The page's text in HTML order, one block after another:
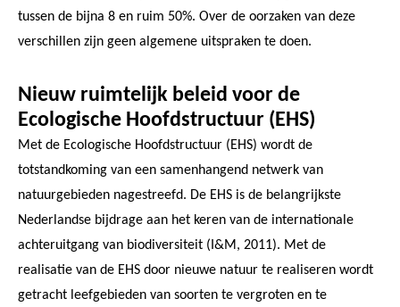
tussen de bijna 8 en ruim 50%. Over de oorzaken van deze
verschillen zijn geen algemene uitspraken te doen.
Nieuw ruimtelijk beleid voor de
Ecologische Hoofdstructuur (EHS)
Met de Ecologische Hoofdstructuur (EHS) wordt de
totstandkoming van een samenhangend netwerk van
natuurgebieden nagestreefd. De EHS is de belangrijkste
Nederlandse bijdrage aan het keren van de internationale
achteruitgang van biodiversiteit (I&M, 2011). Met de
realisatie van de EHS door nieuwe natuur te realiseren wordt
getracht leefgebieden van soorten te vergroten en te